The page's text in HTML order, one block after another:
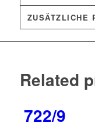
ZUSÄTZLICHE
Related
722/9